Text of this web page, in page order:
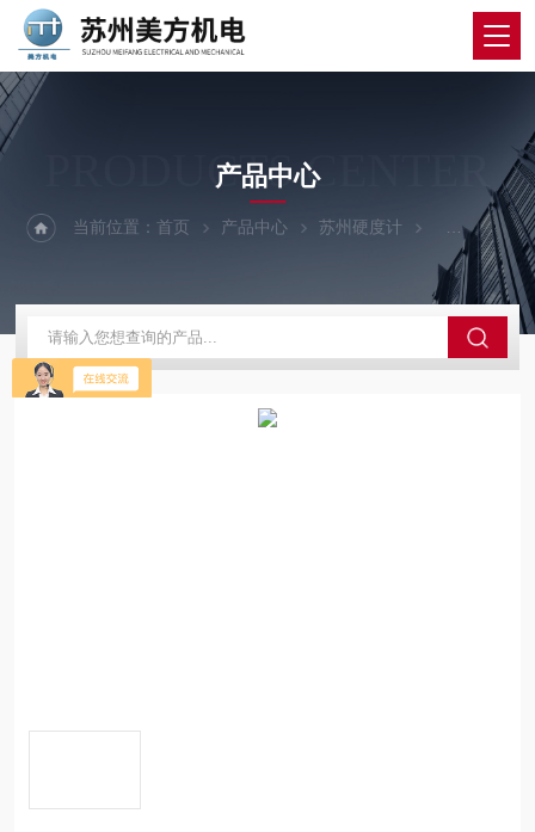
PRODUCTS CENTER
产品中心
当前位置：首页 产品中心 苏州硬度计 维氏硬度计